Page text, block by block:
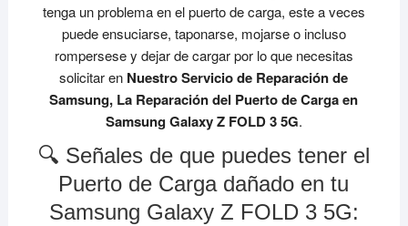
tenga un problema en el puerto de carga, este a veces
puede ensuciarse, taponarse, mojarse o incluso
rompersese y dejar de cargar por lo que necesitas
solicitar en Nuestro Servicio de Reparación de
Samsung, La Reparación del Puerto de Carga en
Samsung Galaxy Z FOLD 3 5G.
🔍 Señales de que puedes tener el
Puerto de Carga dañado en tu
Samsung Galaxy Z FOLD 3 5G: